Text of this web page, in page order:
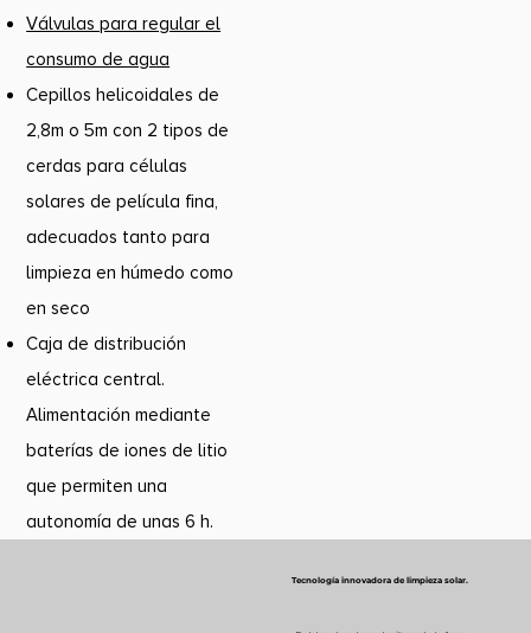
Válvulas para regular el
consumo de agua
Cepillos helicoidales de
2,8m o 5m con 2 tipos de
cerdas para células
solares de película fina,
adecuados tanto para
limpieza en húmedo como
en seco
Caja de distribución
eléctrica central.
Alimentación mediante
baterías de iones de litio
que permiten una
autonomía de unas 6 h.
Tecnología innovadora de limpieza solar.